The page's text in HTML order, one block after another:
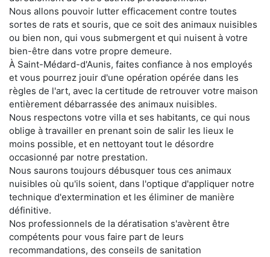
Nous allons pouvoir lutter efficacement contre toutes
sortes de rats et souris, que ce soit des animaux nuisibles
ou bien non, qui vous submergent et qui nuisent à votre
bien-être dans votre propre demeure.
À Saint-Médard-d'Aunis, faites confiance à nos employés
et vous pourrez jouir d'une opération opérée dans les
règles de l'art, avec la certitude de retrouver votre maison
entièrement débarrassée des animaux nuisibles.
Nous respectons votre villa et ses habitants, ce qui nous
oblige à travailler en prenant soin de salir les lieux le
moins possible, et en nettoyant tout le désordre
occasionné par notre prestation.
Nous saurons toujours débusquer tous ces animaux
nuisibles où qu'ils soient, dans l'optique d'appliquer notre
technique d'extermination et les éliminer de manière
définitive.
Nos professionnels de la dératisation s'avèrent être
compétents pour vous faire part de leurs
recommandations, des conseils de sanitation